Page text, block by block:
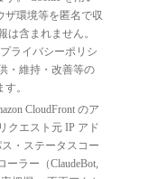
ザ環境等を匿名で収
は含まれません。
ライバシーポリシ
・維持・改善等の
。
CloudFront のア
クエスト元 IP アド
・ステータスコー
ラー（ClaudeBot,